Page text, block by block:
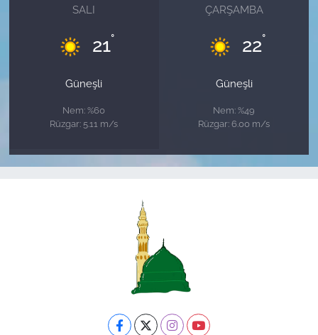
SALI
21°
Güneşli
Nem: %60
Rüzgar: 5.11 m/s
ÇARŞAMBA
22°
Güneşli
Nem: %49
Rüzgar: 6.00 m/s